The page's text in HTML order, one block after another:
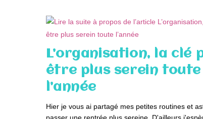
L’organisation, la clé
être plus serein toute
l’année
Hier je vous ai partagé mes petites routines et
passer une rentrée plus sereine. D'ailleurs